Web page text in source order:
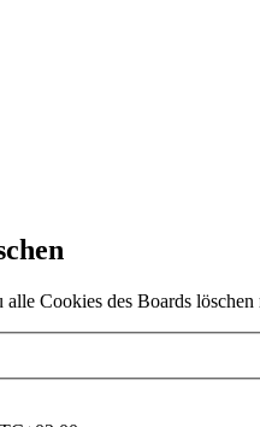
Cookies des Boards löschen